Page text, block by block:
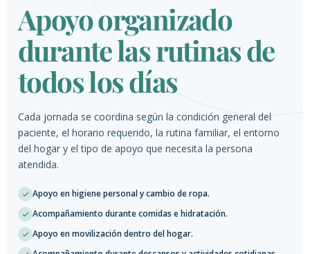
Apoyo organizado
durante las rutinas de
todos los días
Cada jornada se coordina según la condición general del
paciente, el horario requerido, la rutina familiar, el entorno
del hogar y el tipo de apoyo que necesita la persona
atendida.
Apoyo en higiene personal y cambio de ropa.
Acompañamiento durante comidas e hidratación.
Apoyo en movilización dentro del hogar.